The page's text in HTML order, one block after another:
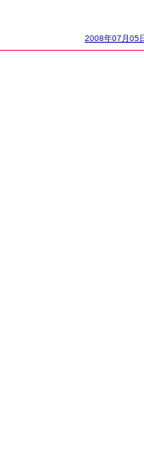
2008年07月05